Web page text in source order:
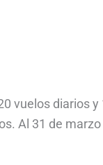
vuelos diarios y
Al 31 de marzo